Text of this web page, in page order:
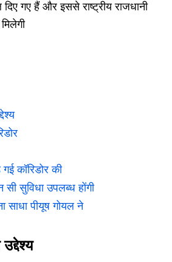
गए हैं और इससे राष्ट्रीय राजधानी
कॉरिडोर की
सी सुविधा उपलब्ध होंगी
साधा पीयूष गोयल ने